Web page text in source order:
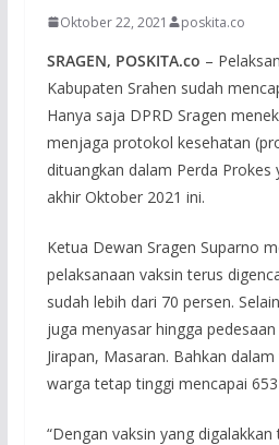
Oktober 22, 2021 poskita.co
SRAGEN, POSKITA.co –
Kabupaten Srahen sudah
Hanya saja DPRD Sragen
menjaga protokol kesehatan
dituangkan dalam Perda Prokes
akhir Oktober 2021 ini.
Ketua Dewan Sragen Suparno
pelaksanaan vaksin terus
sudah lebih dari 70 persen.
juga menyasar hingga
Jirapan, Masaran. Bahkan
warga tetap tinggi mencapai
“Dengan vaksin yang